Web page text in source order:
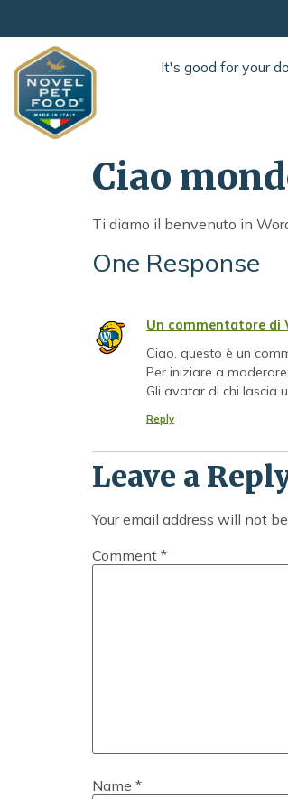
It's good for your
Ciao
Ti diamo il benvenuto in
One Response
Un commentatore di
Ciao, questo è un
Per iniziare a
Gli avatar di chi lascia
Reply
Leave a
Your email address will not
Comment *
Name *